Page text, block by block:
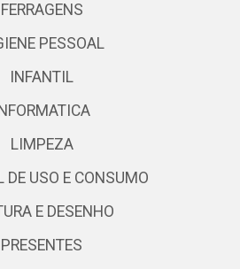
FERRAGENS
PESSOAL
INFANTIL
INFORMATICA
LIMPEZA
DE USO E CONSUMO
E DESENHO
PRESENTES